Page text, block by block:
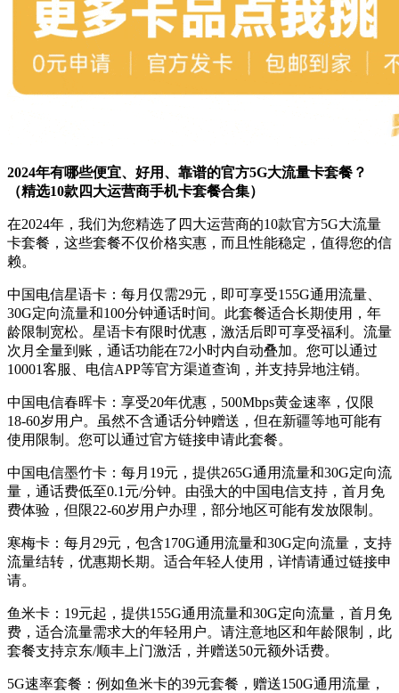
2024年有哪些便宜、好用、靠谱的官方5G大流量卡套餐？
（精选10款四大运营商手机卡套餐合集）
在2024年，我们为您精选了四大运营商的10款官方5G大流量
卡套餐，这些套餐不仅价格实惠，而且性能稳定，值得您的信
赖。
中国电信星语卡：每月仅需29元，即可享受155G通用流量、
30G定向流量和100分钟通话时间。此套餐适合长期使用，年
龄限制宽松。星语卡有限时优惠，激活后即可享受福利。流量
次月全量到账，通话功能在72小时内自动叠加。您可以通过
10001客服、电信APP等官方渠道查询，并支持异地注销。
中国电信春晖卡：享受20年优惠，500Mbps黄金速率，仅限
18-60岁用户。虽然不含通话分钟赠送，但在新疆等地可能有
使用限制。您可以通过官方链接申请此套餐。
中国电信墨竹卡：每月19元，提供265G通用流量和30G定向流
量，通话费低至0.1元/分钟。由强大的中国电信支持，首月免
费体验，但限22-60岁用户办理，部分地区可能有发放限制。
寒梅卡：每月29元，包含170G通用流量和30G定向流量，支持
流量结转，优惠期长期。适合年轻人使用，详情请通过链接申
请。
鱼米卡：19元起，提供155G通用流量和30G定向流量，首月免
费，适合流量需求大的年轻用户。请注意地区和年龄限制，此
套餐支持京东/顺丰上门激活，并赠送50元额外话费。
5G速率套餐：例如鱼米卡的39元套餐，赠送150G通用流量，